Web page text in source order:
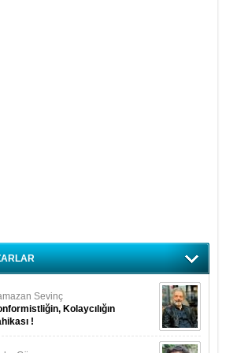
Sevinç
Kolaycılığın
!